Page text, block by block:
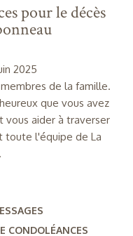
pour le décès
2025
de la famille.
que vous avez
vous aider à traverser
toute l'équipe de La
CONDOLÉANCES